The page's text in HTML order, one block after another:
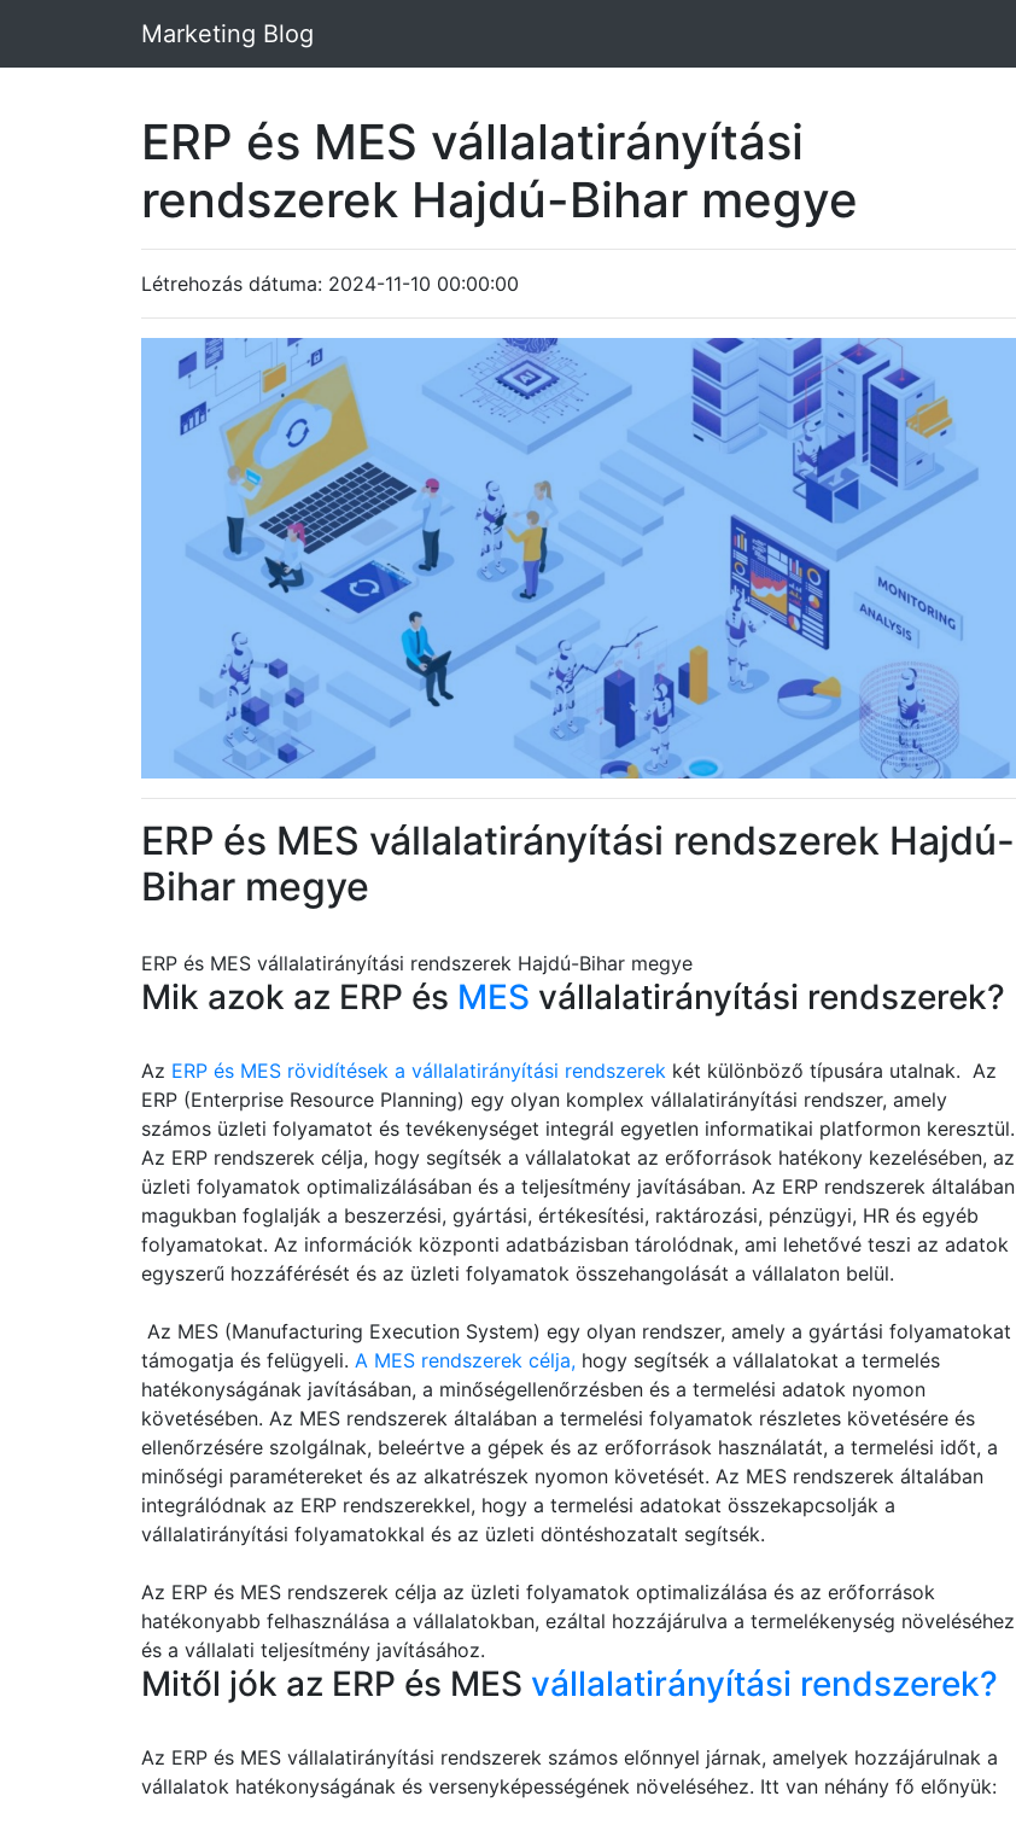
Marketing Blog
ERP és MES vállalatirányítási
rendszerek Hajdú-Bihar megye
Létrehozás dátuma: 2024-11-10 00:00:00
ERP és MES vállalatirányítási rendszerek Hajdú-
Bihar megye
ERP és MES vállalatirányítási rendszerek Hajdú-Bihar megye
Mik azok az ERP és MES vállalatirányítási rendszerek?
Az ERP és MES rövidítések a vállalatirányítási rendszerek két különböző típusára utalnak. Az
ERP (Enterprise Resource Planning) egy olyan komplex vállalatirányítási rendszer, amely
számos üzleti folyamatot és tevékenységet integrál egyetlen informatikai platformon keresztül.
Az ERP rendszerek célja, hogy segítsék a vállalatokat az erőforrások hatékony kezelésében, az
üzleti folyamatok optimalizálásában és a teljesítmény javításában. Az ERP rendszerek általában
magukban foglalják a beszerzési, gyártási, értékesítési, raktározási, pénzügyi, HR és egyéb
folyamatokat. Az információk központi adatbázisban tárolódnak, ami lehetővé teszi az adatok
egyszerű hozzáférését és az üzleti folyamatok összehangolását a vállalaton belül.
Az MES (Manufacturing Execution System) egy olyan rendszer, amely a gyártási folyamatokat
támogatja és felügyeli. A MES rendszerek célja, hogy segítsék a vállalatokat a termelés
hatékonyságának javításában, a minőségellenőrzésben és a termelési adatok nyomon
követésében. Az MES rendszerek általában a termelési folyamatok részletes követésére és
ellenőrzésére szolgálnak, beleértve a gépek és az erőforrások használatát, a termelési időt, a
minőségi paramétereket és az alkatrészek nyomon követését. Az MES rendszerek általában
integrálódnak az ERP rendszerekkel, hogy a termelési adatokat összekapcsolják a
vállalatirányítási folyamatokkal és az üzleti döntéshozatalt segítsék.
Az ERP és MES rendszerek célja az üzleti folyamatok optimalizálása és az erőforrások
hatékonyabb felhasználása a vállalatokban, ezáltal hozzájárulva a termelékenység növeléséhez
és a vállalati teljesítmény javításához.
Mitől jók az ERP és MES vállalatirányítási rendszerek?
Az ERP és MES vállalatirányítási rendszerek számos előnnyel járnak, amelyek hozzájárulnak a
vállalatok hatékonyságának és versenyképességének növeléséhez. Itt van néhány fő előnyük: